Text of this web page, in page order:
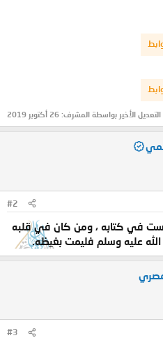
التعديل الأخير بواسطة المشرف: 26 أكتوبر 2019
#2
دست في كتابه ، ومن كان في قلبه
عليه وسلم فليمت بغيظه.
#3